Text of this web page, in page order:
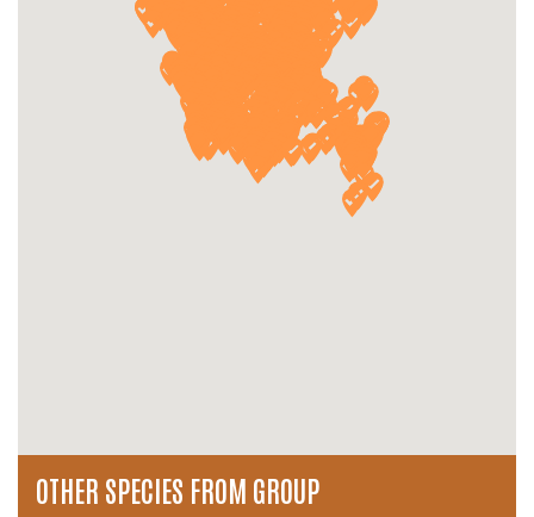
OTHER SPECIES FROM GROUP